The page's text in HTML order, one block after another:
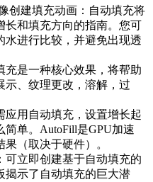
创建填充动画：自动填充将
长和填充方向的指南。您可
水进行比较，并避免出现透
充是一种核心效果，将帮助
示、纹理更改，溶解，过
应用自动填充，设置增长起
简单。AutoFill是GPU加速
（取决于硬件）。
可立即创建基于自动填充的
揭示了自动填充的巨大潜